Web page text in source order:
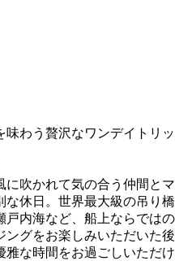
わう贅沢なワンデイトリッ
に吹かれて気の合う仲間とマ
な休日。世界最大級の吊り橋
戸内海など、船上ならではの
グをお楽しみいただいた後
雅な時間をお過ごしいただけ